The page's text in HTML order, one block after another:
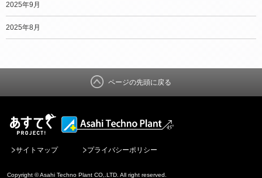
2025年9月
2025年8月
ページの先頭に戻る
サイトマップ プライバシーポリシー
Copyright © Asahi Techno Plant CO,.LTD. All right reserved.